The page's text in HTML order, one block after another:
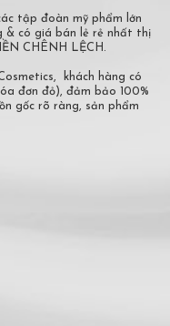
tập đoàn mỹ phẩm lớn
& có giá bán lẻ rẻ nhất thị
CHÊNH LỆCH.
khách hàng có
đơn đỏ), đảm bảo 100%
gốc rõ ràng, sản phẩm